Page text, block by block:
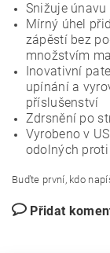
Snižuje
Mírný úhel
zápěstí bez
množstvím
Inovativní
upínání a
příslušenství
Zdrsnění po
Vyrobeno v
odolných
Buďte první, kdo
Přidat